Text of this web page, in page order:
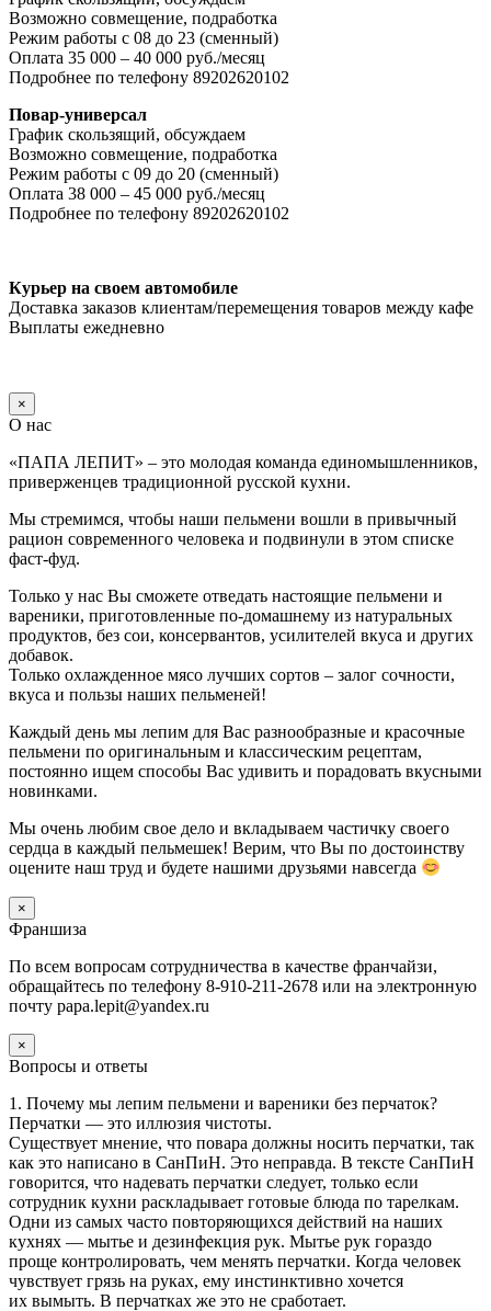
Возможно совмещение, подработка
Режим работы с 08 до 23 (сменный)
Оплата 35 000 – 40 000 руб./месяц
Подробнее по телефону 89202620102
Повар-универсал
График скользящий, обсуждаем
Возможно совмещение, подработка
Режим работы с 09 до 20 (сменный)
Оплата 38 000 – 45 000 руб./месяц
Подробнее по телефону 89202620102
Курьер на своем автомобиле
Доставка заказов клиентам/перемещения товаров между кафе
Выплаты ежедневно
×
О нас
«ПАПА ЛЕПИТ» – это молодая команда единомышленников,
приверженцев традиционной русской кухни.
Мы стремимся, чтобы наши пельмени вошли в привычный
рацион современного человека и подвинули в этом списке
фаст-фуд.
Только у нас Вы сможете отведать настоящие пельмени и
вареники, приготовленные по-домашнему из натуральных
продуктов, без сои, консервантов, усилителей вкуса и других
добавок.
Только охлажденное мясо лучших сортов – залог сочности,
вкуса и пользы наших пельменей!
Каждый день мы лепим для Вас разнообразные и красочные
пельмени по оригинальным и классическим рецептам,
постоянно ищем способы Вас удивить и порадовать вкусными
новинками.
Мы очень любим свое дело и вкладываем частичку своего
сердца в каждый пельмешек! Верим, что Вы по достоинству
оцените наш труд и будете нашими друзьями навсегда
×
Франшиза
По всем вопросам сотрудничества в качестве франчайзи,
обращайтесь по телефону 8-910-211-2678 или на электронную
почту papa.lepit@yandex.ru
×
Вопросы и ответы
1. Почему мы лепим пельмени и вареники без перчаток?
Перчатки — это иллюзия чистоты.
Существует мнение, что повара должны носить перчатки, так
как это написано в СанПиН. Это неправда. В тексте СанПиН
говорится, что надевать перчатки следует, только если
сотрудник кухни раскладывает готовые блюда по тарелкам.
Одни из самых часто повторяющихся действий на наших
кухнях — мытье и дезинфекция рук. Мытье рук гораздо
проще контролировать, чем менять перчатки. Когда человек
чувствует грязь на руках, ему инстинктивно хочется
их вымыть. В перчатках же это не сработает.